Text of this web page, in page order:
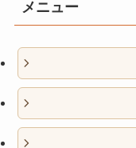
メニュー